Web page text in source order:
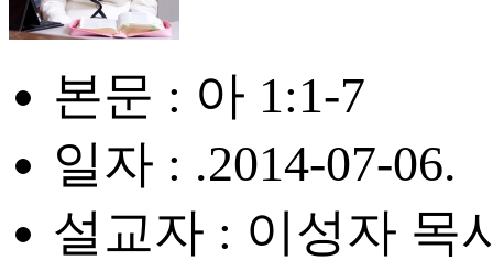
본문 : 아 1:1-7
일자 : .2014-07-06.
설교자 : 이성자 목